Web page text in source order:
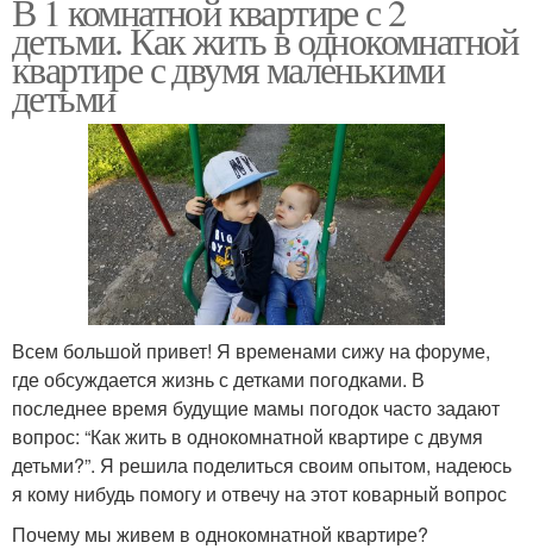
В 1 комнатной квартире с 2
детьми. Как жить в однокомнатной
квартире с двумя маленькими
детьми
Всем большой привет! Я временами сижу на форуме,
где обсуждается жизнь с детками погодками. В
последнее время будущие мамы погодок часто задают
вопрос: “Как жить в однокомнатной квартире с двумя
детьми?”. Я решила поделиться своим опытом, надеюсь
я кому нибудь помогу и отвечу на этот коварный вопрос
Почему мы живем в однокомнатной квартире?